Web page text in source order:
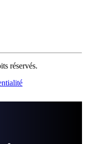
réservés.